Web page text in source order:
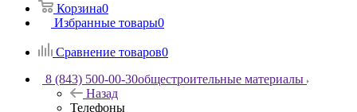
Корзина0
Избранные товары0
Сравнение товаров0
8 (843) 500-00-30общестроительные материалы
Назад
Телефоны